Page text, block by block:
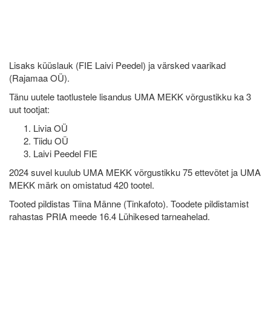
Lisaks küüslauk (FIE Laivi Peedel) ja värsked vaarikad
(Rajamaa OÜ).
Tänu uutele taotlustele lisandus UMA MEKK võrgustikku ka 3
uut tootjat:
Livia OÜ
Tiidu OÜ
Laivi Peedel FIE
2024 suvel kuulub UMA MEKK võrgustikku 75 ettevõtet ja UMA
MEKK märk on omistatud 420 tootel.
Tooted pildistas Tiina Männe (Tinkafoto). Toodete pildistamist
rahastas PRIA meede 16.4 Lühikesed tarneahelad.